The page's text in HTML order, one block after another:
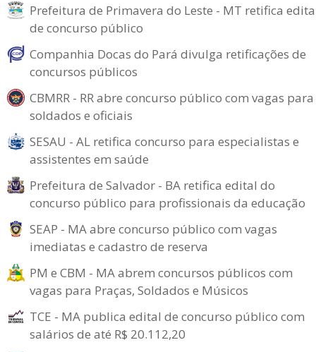
Prefeitura de Primavera do Leste - MT retifica
de concurso público
Companhia Docas do Pará divulga retificações de
concursos públicos
CBMRR - RR abre concurso público com vagas para
soldados e oficiais
SESAU - AL retifica concurso para especialistas e
assistentes em saúde
Prefeitura de Salvador - BA retifica edital do
concurso público para profissionais da educação
SEAP - MA abre concurso público com vagas
imediatas e cadastro de reserva
PM e CBM - MA abrem concursos públicos com
vagas para Praças, Soldados e Músicos
TCE - MA publica edital de concurso público com
salários de até R$ 20.112,20